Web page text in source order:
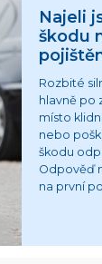
Najeli
škodu
Rozbité
hlavně po
místo
nebo
škodu
Odpověď
na první